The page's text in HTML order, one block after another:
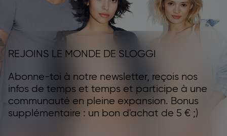
REJOINS LE MONDE DE SLOGGI
Abonne-toi à notre newsletter, reçois nos
infos de temps et temps et participe à une
communauté en pleine expansion. Bonus
supplémentaire : un bon d'achat de 5 € ;)